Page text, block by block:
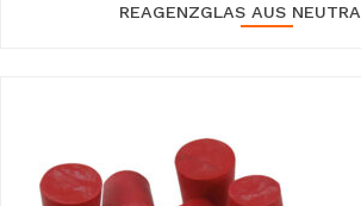
REAGENZGLAS AUS